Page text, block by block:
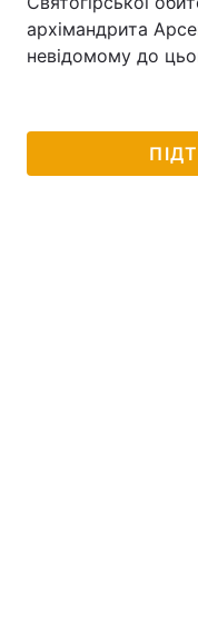
архімандрита
невідомому до